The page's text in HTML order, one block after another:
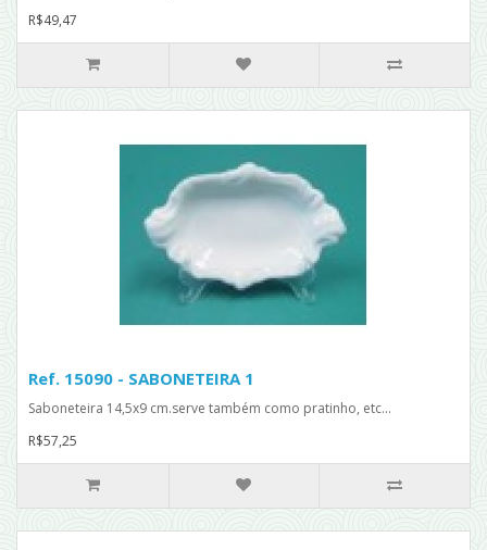
R$49,47
Ref. 15090 - SABONETEIRA 1
Saboneteira 14,5x9 cm.serve também como pratinho, etc...
R$57,25